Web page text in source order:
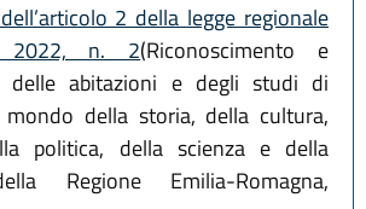
2 della legge regionale
2022, n. 2(Riconoscimento e
delle abitazioni e degli studi di
della storia, della cultura,
politica, della scienza e della
Regione Emilia-Romagna,